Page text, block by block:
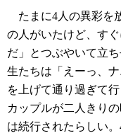
たまに4人の異彩を
の人がいたけど、す
だ」とつぶやいて立
生たちは「えーっ、
を上げて通り過ぎて
カップルが二人きり
は続行されたらしい